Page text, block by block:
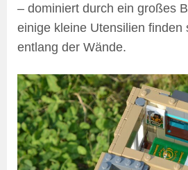
– dominiert durch ein großes
einige kleine Utensilien finden
entlang der Wände.